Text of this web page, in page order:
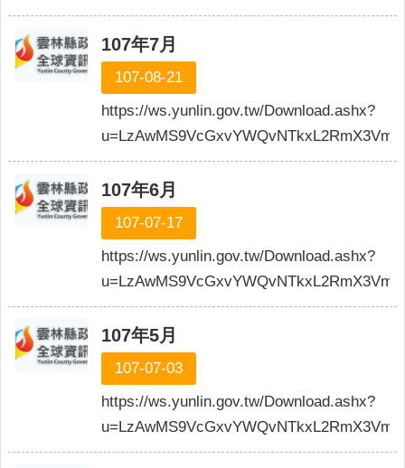
107年7月
107-08-21
https://ws.yunlin.gov.tw/Download.ashx?
107年6月
107-07-17
https://ws.yunlin.gov.tw/Download.ashx?
107年5月
107-07-03
https://ws.yunlin.gov.tw/Download.ashx?